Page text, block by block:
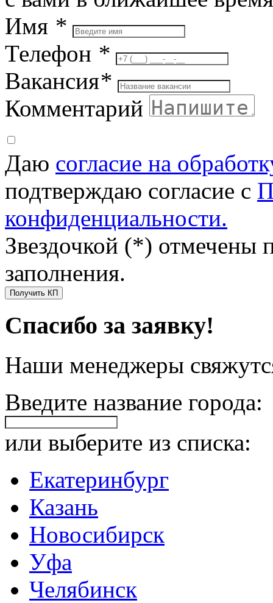
Имя *
Телефон *
Вакансия*
Комментарий
Даю согласие на
подтверждаю согласие с
конфиденциальности.
Звездочкой (*) отмечены
заполнения.
Получить КП
Спасибо за заявку!
Наши менеджеры
Введите название города:
или выберите из списка:
Екатеринбург
Казань
Новосибирск
Уфа
Челябинск